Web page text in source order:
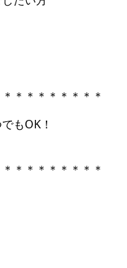
＊＊＊＊＊＊＊＊
もOK！
＊＊＊＊＊＊＊＊